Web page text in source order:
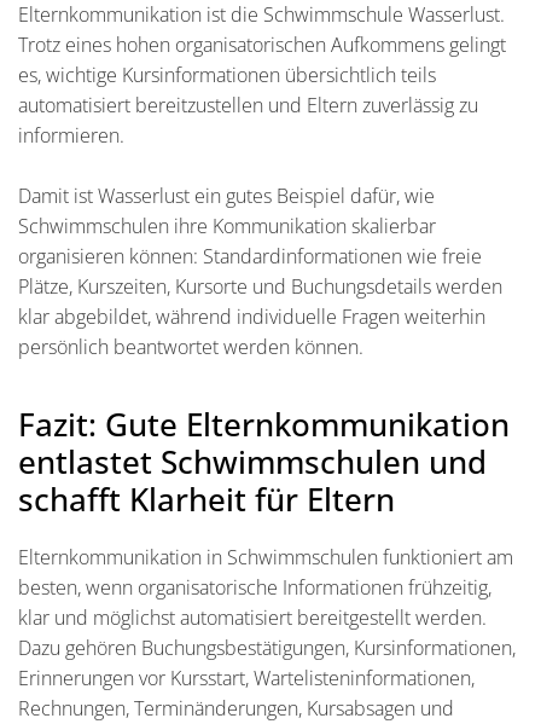
Elternkommunikation ist die Schwimmschule Wasserlust.
Trotz eines hohen organisatorischen Aufkommens gelingt
es, wichtige Kursinformationen übersichtlich teils
automatisiert bereitzustellen und Eltern zuverlässig zu
informieren.
Damit ist Wasserlust ein gutes Beispiel dafür, wie
Schwimmschulen ihre Kommunikation skalierbar
organisieren können: Standardinformationen wie freie
Plätze, Kurszeiten, Kursorte und Buchungsdetails werden
klar abgebildet, während individuelle Fragen weiterhin
persönlich beantwortet werden können.
Fazit: Gute Elternkommunikation
entlastet Schwimmschulen und
schafft Klarheit für Eltern
Elternkommunikation in Schwimmschulen funktioniert am
besten, wenn organisatorische Informationen frühzeitig,
klar und möglichst automatisiert bereitgestellt werden.
Dazu gehören Buchungsbestätigungen, Kursinformationen,
Erinnerungen vor Kursstart, Wartelisteninformationen,
Rechnungen, Terminänderungen, Kursabsagen und